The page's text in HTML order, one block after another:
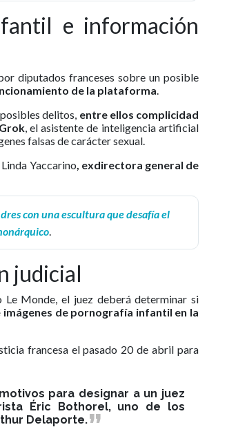
e información
diputados franceses sobre un posible
de la plataforma.
delitos, entre ellos complicidad
, el asistente de inteligencia artificial
falsas de carácter sexual.
Yaccarino, exdirectora general de
con una escultura que desafía el
.
judicial
Monde, el juez deberá determinar si
de pornografía infantil en la
francesa el pasado 20 de abril para
para designar a un juez
Éric Bothorel, uno de los
Delaporte.